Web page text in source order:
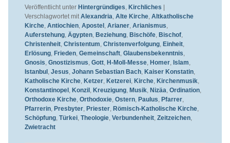
Veröffentlicht unter Hintergründiges, Kirchliches
Verschlagwortet mit Alexandria, Alte Kirche, Altkatholische
Kirche, Antiochien, Apostel , Arianer, Arianismus,
Auferstehung, Ägypten, Beziehung, Bischöfe, Bischof,
Christenheit, Christentum, Christenverfolgung, Einheit,
Erlösung, Frieden, Gemeinschaft, Glaubensbekenntnis,
Gnosis, Gnostizismus, Gott, H-Moll-Messe, Homer, Islam,
Istanbul , Jesus, Johann Sebastian Bach, Kaiser Konstatin,
Katholische Kirche, Ketzer, Ketzerei, Kirche, Kirchenmusik,
Konstantinopel , Konzil , Kreuzigung, Musik, Nizäa, Ordination,
Orthodoxe Kirche, Orthodoxie, Ostern, Paulus, Pfarrer,
Pfarrerin, Presbyter, Priester, Römisch-Katholische Kirche,
Schöpfung, Türkei, Theologie, Verbundenheit, Zeitzeichen,
Zwietracht